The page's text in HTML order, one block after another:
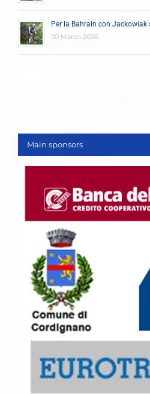
Per la Bahrain con Jackowiak
30 Marzo 2026
Main sponsors